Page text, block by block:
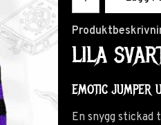
LILA
EMOTIC JUMPER
En snygg stickad